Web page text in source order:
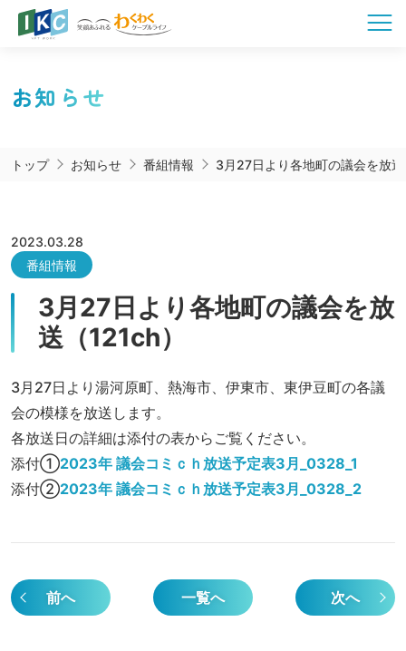
お知らせ
トップ お知らせ 番組情報 3月27日より各地町の議会を放
2023.03.28
番組情報
3月27日より各地町の議会を放
送（121ch）
3月27日より湯河原町、熱海市、伊東市、東伊豆町の各議
会の模様を放送します。
各放送日の詳細は添付の表からご覧ください。
添付①2023年 議会コミｃｈ放送予定表3月_0328_1
添付②2023年 議会コミｃｈ放送予定表3月_0328_2
前へ 一覧へ 次へ